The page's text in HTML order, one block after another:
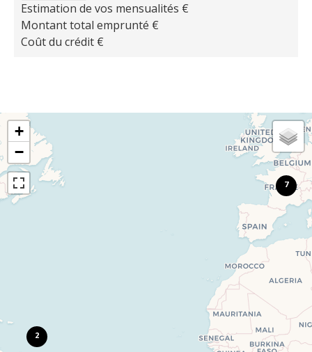
Estimation de vos mensualités €
Montant total emprunté €
Coût du crédit €
2
7
+
−